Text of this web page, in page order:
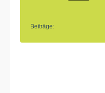
Beiträge